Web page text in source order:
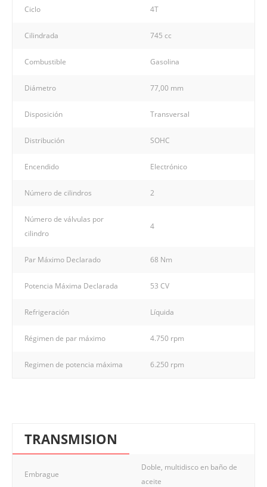
Ciclo 4T
Cilindrada 745 cc
Combustible Gasolina
Diámetro 77,00 mm
Disposición Transversal
Distribución SOHC
Encendido Electrónico
Número de cilindros 2
Número de válvulas por
cilindro
4
Par Máximo Declarado 68 Nm
Potencia Máxima Declarada 53 CV
Refrigeración Líquida
Régimen de par máximo 4.750 rpm
Regimen de potencia máxima 6.250 rpm
TRANSMISION
Embrague
Doble, multidisco en baño de
aceite